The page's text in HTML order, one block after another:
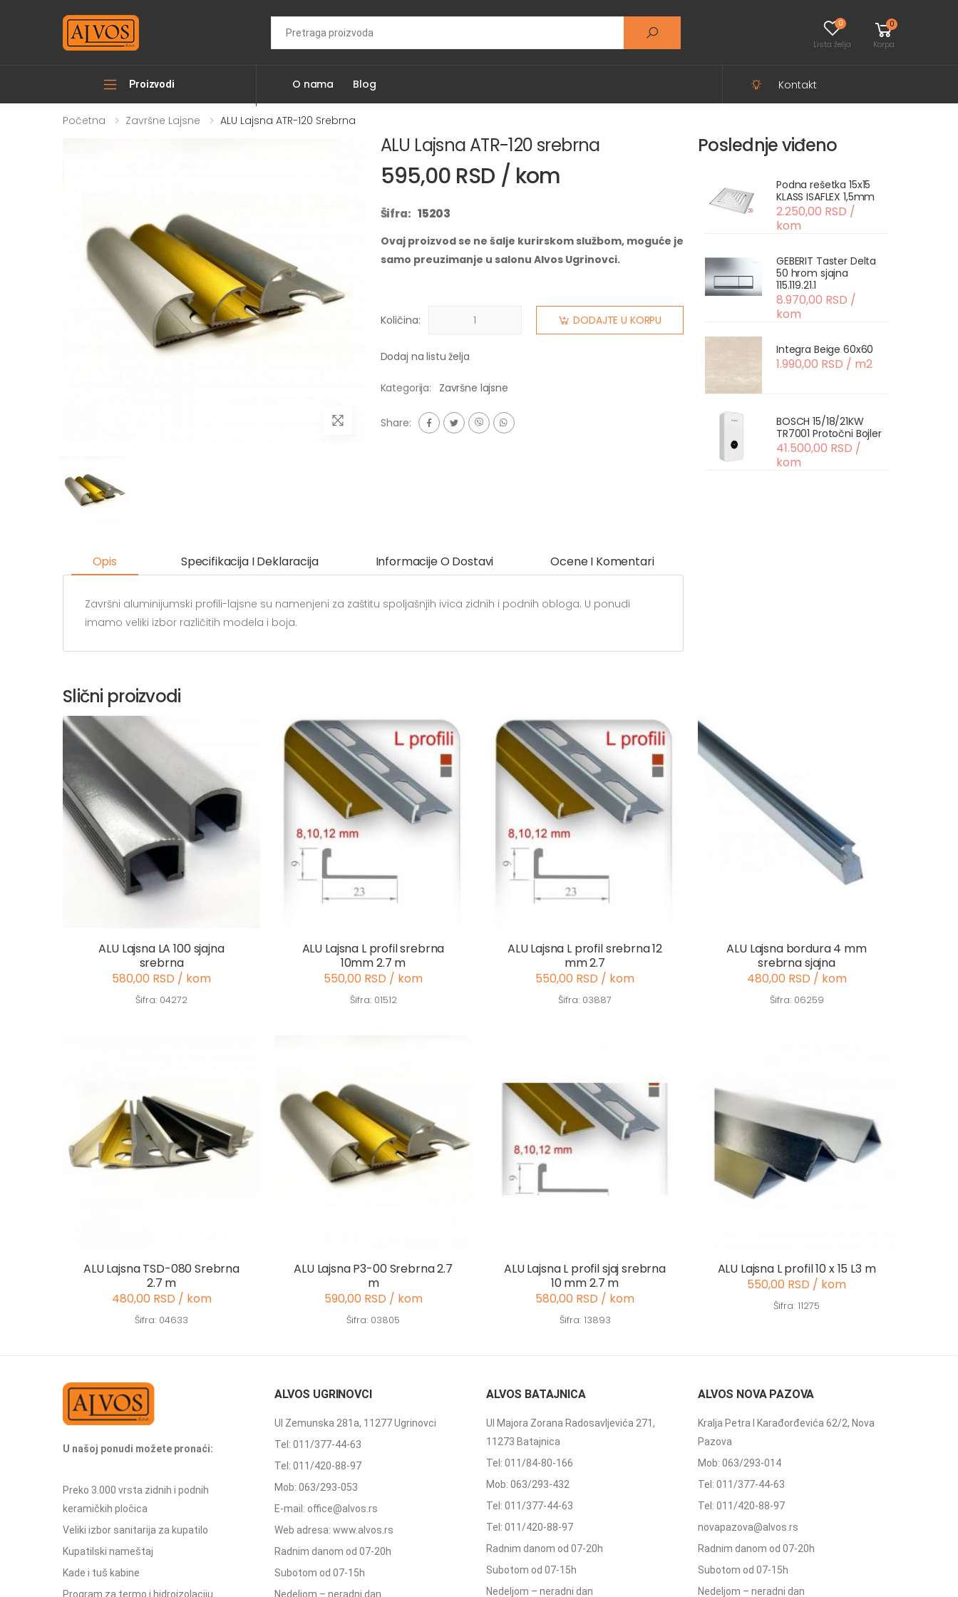
0
Lista želja
0
Korpa
Proizvodi O nama Blog Kontakt
Početna Završne Lajsne ALU Lajsna ATR-120 Srebrna
ALU Lajsna ATR-120 srebrna
595,00 RSD / kom
Šifra: 15203
Ovaj proizvod se ne šalje kurirskom službom, moguće je
samo preuzimanje u salonu Alvos Ugrinovci.
Količina: DODAJTE U KORPU
Dodaj na listu želja
Kategorija: Završne lajsne
Share:
Opis Specifikacija I Deklaracija Informacije O Dostavi Ocene I Komentari
Završni aluminijumski profili-lajsne su namenjeni za zaštitu spoljašnjih ivica zidnih i podnih obloga. U ponudi
imamo veliki izbor različitih modela i boja.
Poslednje viđeno
Podna rešetka 15x15
KLASS ISAFLEX 1,5mm
2.250,00 RSD /
kom
GEBERIT Taster Delta
50 hrom sjajna
115.119.21.1
8.970,00 RSD /
kom
Integra Beige 60x60
1.990,00 RSD / m2
BOSCH 15/18/21KW
TR7001 Protočni Bojler
41.500,00 RSD /
kom
Slični proizvodi
ALU Lajsna LA 100 sjajna
srebrna
580,00 RSD / kom
Šifra: 04272
ALU Lajsna L profil srebrna
10mm 2.7 m
550,00 RSD / kom
Šifra: 01512
ALU Lajsna L profil srebrna 12
mm 2.7
550,00 RSD / kom
Šifra: 03887
ALU Lajsna bordura 4 mm
srebrna sjajna
480,00 RSD / kom
Šifra: 06259
ALU Lajsna TSD-080 Srebrna
2.7 m
480,00 RSD / kom
Šifra: 04633
ALU Lajsna P3-00 Srebrna 2.7
m
590,00 RSD / kom
Šifra: 03805
ALU Lajsna L profil sjaj srebrna
10 mm 2.7 m
580,00 RSD / kom
Šifra: 13893
ALU Lajsna L profil 10 x 15 L3 m
550,00 RSD / kom
Šifra: 11275
U našoj ponudi možete pronaći:
Preko 3.000 vrsta zidnih i podnih
keramičkih pločica
Veliki izbor sanitarija za kupatilo
Kupatilski nameštaj
Kade i tuš kabine
Program za termo i hidroizolaciju
ALVOS UGRINOVCI
Ul Zemunska 281a, 11277 Ugrinovci
Tel: 011/377-44-63
Tel: 011/420-88-97
Mob: 063/293-053
E-mail: office@alvos.rs
Web adresa: www.alvos.rs
Radnim danom od 07-20h
Subotom od 07-15h
Nedeljom – neradni dan
ALVOS BATAJNICA
Ul Majora Zorana Radosavljevića 271,
11273 Batajnica
Tel: 011/84-80-166
Mob: 063/293-432
Tel: 011/377-44-63
Tel: 011/420-88-97
Radnim danom od 07-20h
Subotom od 07-15h
Nedeljom – neradni dan
ALVOS NOVA PAZOVA
Kralja Petra I Karađorđevića 62/2, Nova
Pazova
Mob: 063/293-014
Tel: 011/377-44-63
Tel: 011/420-88-97
novapazova@alvos.rs
Radnim danom od 07-20h
Subotom od 07-15h
Nedeljom – neradni dan